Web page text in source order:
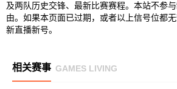
及两队历史交锋、最新比赛赛程。本站不参
由。如果本页面已过期，或者以上信号位都
新直播新号。
相关赛事 GAMES LIVING